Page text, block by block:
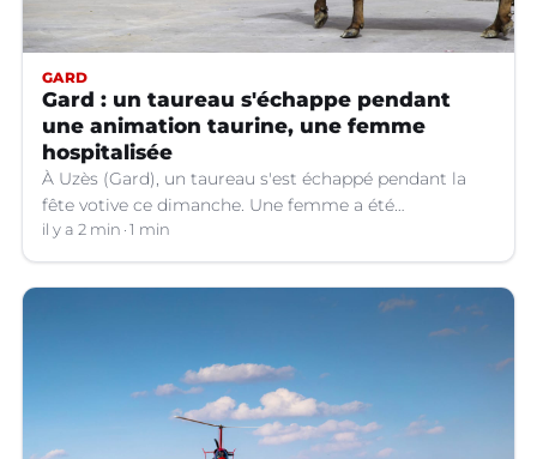
GARD
Gard : un taureau s'échappe pendant
une animation taurine, une femme
hospitalisée
À Uzès (Gard), un taureau s'est échappé pendant la
fête votive ce dimanche. Une femme a été
légèrement blessée et transportée à l'hôpital.
il y a 2 min 1 min